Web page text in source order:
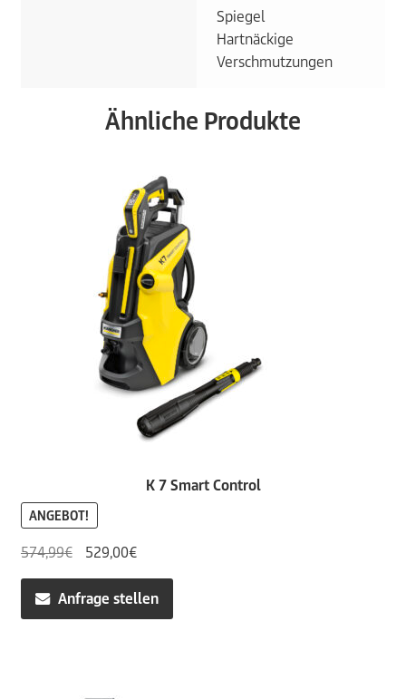
Spiegel
Hartnäckige
Verschmutzungen
Ähnliche Produkte
K 7 Smart Control
ANGEBOT!
574,99€
Ursprünglicher
Preis
war:
574,99€
529,00€Aktueller
Preis
ist:
529,00€.
Anfrage stellen